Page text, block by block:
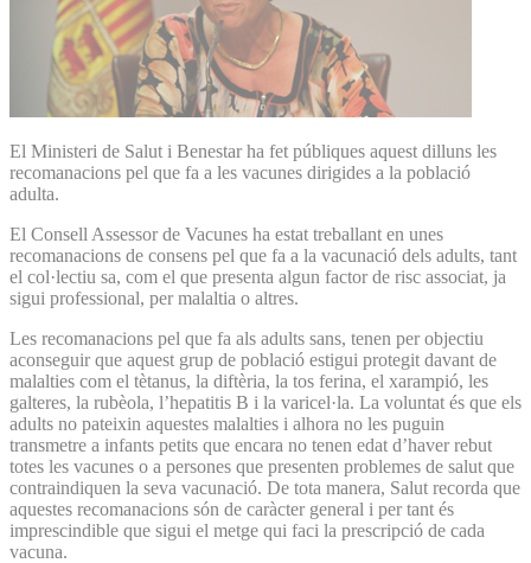
El Ministeri de Salut i Benestar ha fet públiques aquest dilluns les
recomanacions pel que fa a les vacunes dirigides a la població
adulta.
El Consell Assessor de Vacunes ha estat treballant en unes
recomanacions de consens pel que fa a la vacunació dels adults, tant
el col·lectiu sa, com el que presenta algun factor de risc associat, ja
sigui professional, per malaltia o altres.
Les recomanacions pel que fa als adults sans, tenen per objectiu
aconseguir que aquest grup de població estigui protegit davant de
malalties com el tètanus, la diftèria, la tos ferina, el xarampió, les
galteres, la rubèola, l’hepatitis B i la varicel·la. La voluntat és que els
adults no pateixin aquestes malalties i alhora no les puguin
transmetre a infants petits que encara no tenen edat d’haver rebut
totes les vacunes o a persones que presenten problemes de salut que
contraindiquen la seva vacunació. De tota manera, Salut recorda que
aquestes recomanacions són de caràcter general i per tant és
imprescindible que sigui el metge qui faci la prescripció de cada
vacuna.